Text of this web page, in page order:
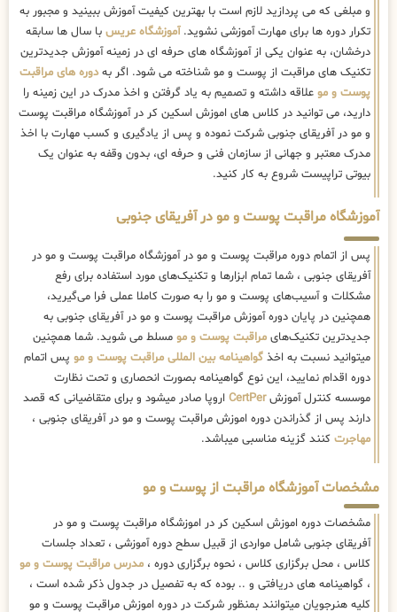
و مبلغی که می پردازید لازم است با بهترین کیفیت آموزش ببینید و مجبور به
تکرار دوره ها برای مهارت آموزشی نشوید.آموزشگاه عریس با سال ها سابقه
درخشان، به عنوان یکی از آموزشگاه های حرفه ای در زمینه آموزش جدیدترین
تکنیک های مراقبت از پوست و مو شناخته می شود. اگر بهدوره های مراقبت
پوست و مو علاقه داشته و تصمیم به یاد گرفتن و اخذ مدرک در این زمینه را
دارید، می توانید در کلاس های اموزش اسکین کر در آموزشگاه مراقبت پوست
و مو در آفریقای جنوبی شرکت نموده و پس از یادگیری و کسب مهارت با اخذ
مدرک معتبر و جهانی از سازمان فنی و حرفه ای، بدون وقفه به عنوان یک
بیوتی تراپیست شروع به کار کنید.
آموزشگاه مراقبت پوست و مو در آفریقای جنوبی
پس از اتمام دوره مراقبت پوست و مو در آموزشگاه مراقبت پوست و مو در
آفریقای جنوبی ، شما تمام ابزارها و تکنیک‌های مورد استفاده برای رفع
مشکلات و آسیب‌های پوست و مو را به صورت کاملا عملی فرا می‌گیرید،
همچنین در پایان دوره آموزش مراقبت پوست و مو در آفریقای جنوبی به
جدیدترین تکنیک‌های مراقبت پوست و مو مسلط می شوید. شما همچنین
میتوانید نسبت به اخذ گواهینامه بین المللی مراقبت پوست و مو پس اتمام
دوره اقدام نمایید، این نوع گواهینامه بصورت انحصاری و تحت نظارت
موسسه کنترل آموزشCertPer اروپا صادر میشود و برای متقاضیانی که قصد
دارند پس از گذراندن دوره اموزش مراقبت پوست و مو در آفریقای جنوبی ،
مهاجرت کنند گزینه مناسبی میباشد.
مشخصات آموزشگاه مراقبت از پوست و مو
مشخصات دوره اموزش اسکین کر در اموزشگاه مراقبت پوست و مو در
آفریقای جنوبی شامل مواردی از قبیل سطح دوره آموزشی ، تعداد جلسات
کلاس ، محل برگزاری کلاس ، نحوه برگزاری دوره ، مدرس مراقبت پوست و مو
، گواهینامه های دریافتی و .. بوده که به تفصیل در جدول ذکر شده است ،
کلیه هنرجویان میتوانند بمنظور شرکت در دوره اموزش مراقبت پوست و مو